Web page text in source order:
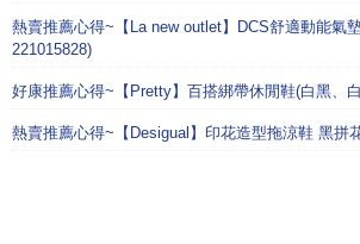
熱賣推薦心得~【La new outlet】DCS舒適動能氣
221015828)
好康推薦心得~【Pretty】百搭綁帶休閒鞋(白黑、
熱賣推薦心得~【Desigual】印花造型拖涼鞋 黑拼